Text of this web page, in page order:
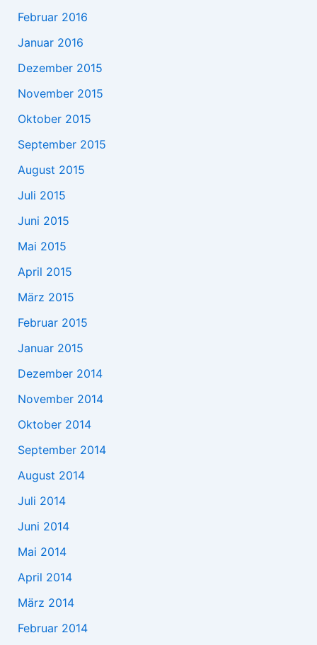
Februar 2016
Januar 2016
Dezember 2015
November 2015
Oktober 2015
September 2015
August 2015
Juli 2015
Juni 2015
Mai 2015
April 2015
März 2015
Februar 2015
Januar 2015
Dezember 2014
November 2014
Oktober 2014
September 2014
August 2014
Juli 2014
Juni 2014
Mai 2014
April 2014
März 2014
Februar 2014